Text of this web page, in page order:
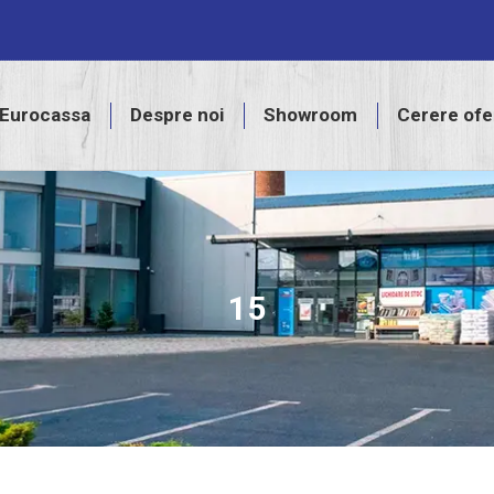
Eurocassa Despre noi Showroom Cerere
15
Despre noi Showroom Cerere ofertă